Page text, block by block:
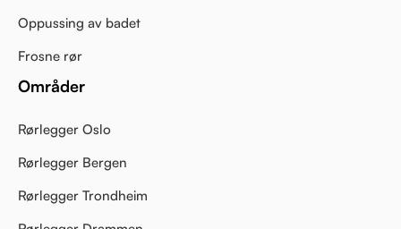
Oppussing av badet
Frosne rør
Områder
Rørlegger Oslo
Rørlegger Bergen
Rørlegger Trondheim